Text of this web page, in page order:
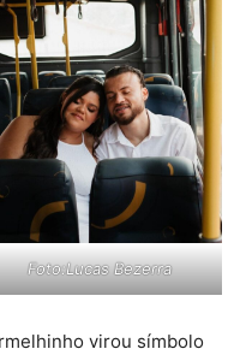
Foto:Lucas Bezerra
virou símbolo